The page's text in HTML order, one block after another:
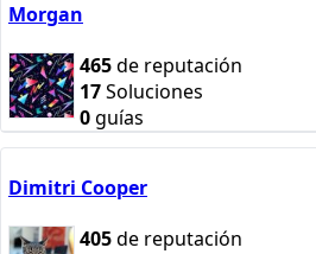
Morgan
465de reputación
17Soluciones
0guías
Dimitri Cooper
405de reputación